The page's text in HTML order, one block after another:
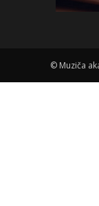
© Muziča